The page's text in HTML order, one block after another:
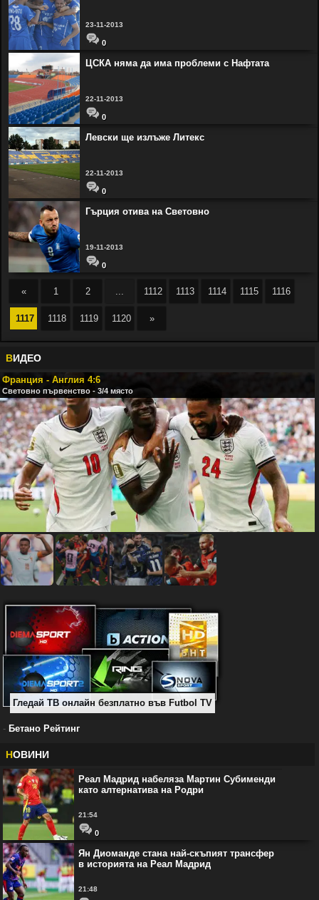
23-11-2013
0
ЦСКА няма да има проблеми с Нафтата
22-11-2013
0
Левски ще излъже Литекс
22-11-2013
0
Гърция отива на Световно
19-11-2013
0
« 1 2 ... 1112 1113 1114 1115 1116
1117 1118 1119 1120 »
ВИДЕО
Франция - Англия 4:6
Световно първенство - 3/4 място
Гледай ТВ онлайн безплатно във Futbol TV
- Бетано Рейтинг
НОВИНИ
Реал Мадрид набеляза Мартин Субименди
като алтернатива на Родри
21:54
0
Ян Диоманде стана най-скъпият трансфер
в историята на Реал Мадрид
21:48